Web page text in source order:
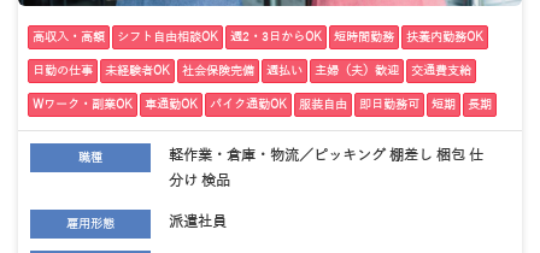
高収入・高額 シフト自由相談OK 週2・3日からOK 短時間勤務 扶養内勤務OK
日勤の仕事 未経験者OK 社会保険完備 週払い 主婦（夫）歓迎 交通費支給
Wワーク・副業OK 車通勤OK バイク通勤OK 服装自由 即日勤務可 短期 長期
職種
軽作業・倉庫・物流／ピッキング 棚差し 梱包 仕
分け 検品
雇用形態 派遣社員